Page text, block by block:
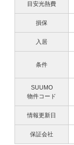
目安光熱費
損保
入居
条件
SUUMO
物件コード
情報更新日
保証会社